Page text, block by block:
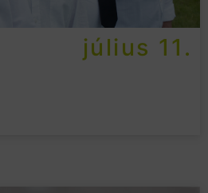
július 11.